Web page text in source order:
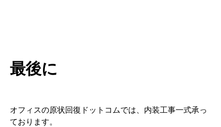
最後に
オフィスの原状回復ドットコムでは、内装工事一式承っ
ております。